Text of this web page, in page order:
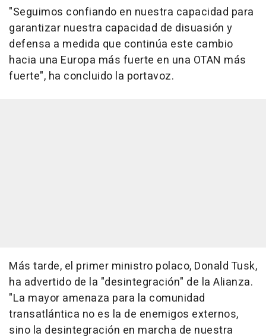
"Seguimos confiando en nuestra capacidad para
garantizar nuestra capacidad de disuasión y
defensa a medida que continúa este cambio
hacia una Europa más fuerte en una OTAN más
fuerte", ha concluido la portavoz.
Más tarde, el primer ministro polaco, Donald Tusk,
ha advertido de la "desintegración" de la Alianza.
"La mayor amenaza para la comunidad
transatlántica no es la de enemigos externos,
sino la desintegración en marcha de nuestra